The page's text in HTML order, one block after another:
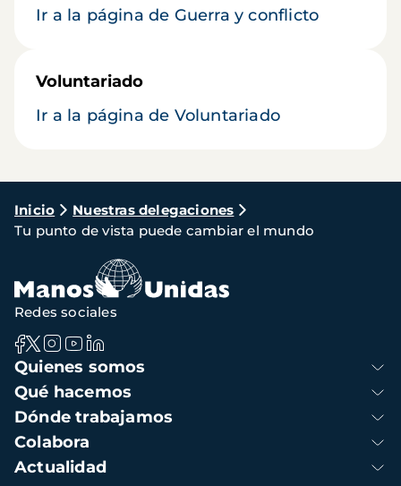
Ir a la página de Guerra y conflicto
Voluntariado
Ir a la página de Voluntariado
Ruta
de
navegación
Inicio
Nuestras delegaciones
Tu punto de vista puede cambiar el mundo
Navegación
principal
Quienes somos
Qué hacemos
Dónde trabajamos
Colabora
Actualidad
Redes sociales